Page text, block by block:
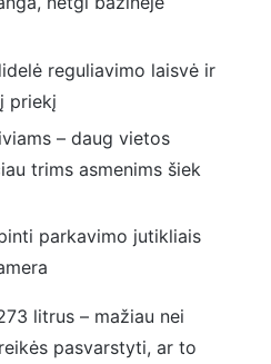
reguliavimo laisvė ir
priekį
– daug vietos
trims asmenims šiek
parkavimo jutikliais
litrus – mažiau nei
pasvarstyti, ar to